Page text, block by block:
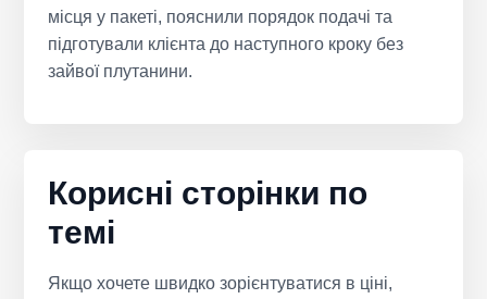
місця у пакеті, пояснили порядок подачі та
підготували клієнта до наступного кроку без
зайвої плутанини.
Корисні сторінки по
темі
Якщо хочете швидко зорієнтуватися в ціні,